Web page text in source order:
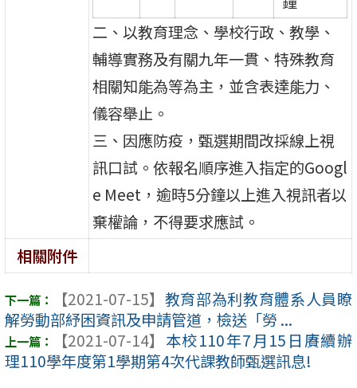
二、以教育理念、學校行政、教學、
輔導實務及有關九年一貫、特殊教育
相關知能為等為主，並含表達能力、
儀容舉止。
三、因應防疫，甄選期間改採線上視
訊口試。依報名順序進入指定的Googl
e Meet，逾時5分鐘以上進入視訊者以
棄權論，不得要求應試。
相關附件
【2021-07-15】 教育部為利教育體系人員瞭
解勞動部紓困資訊及申請管道，檢送「勞 ...
【2021-07-14】 本校110年7月15日賡續辦
理110學年度第1學期第4次代課教師甄選訊息!